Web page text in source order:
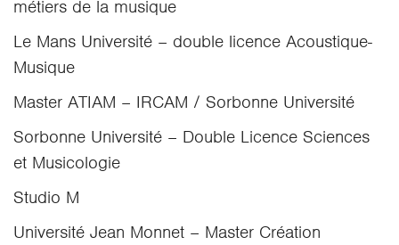
métiers de la musique
Le Mans Université – double licence Acoustique-
Musique
Master ATIAM – IRCAM / Sorbonne Université
Sorbonne Université – Double Licence Sciences
et Musicologie
Studio M
Université Jean Monnet – Master Création